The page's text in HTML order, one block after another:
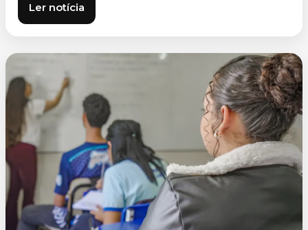
Ler notícia